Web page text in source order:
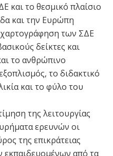
και το θεσμικό πλαίσιο
και την Ευρώπη
των ΣΔΕ
δείκτες και
το ανθρώπινο
το διδακτικό
και το φύλο του
της λειτουργίας
ερευνών οι
της επικράτειας
εκπαιδευομένων από τα